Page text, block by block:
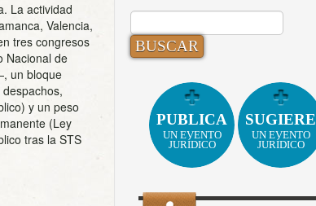
La actividad
Valencia,
tres congresos
Nacional de
un bloque
y un peso
(Ley
tras la STS
BUSCAR:
PUBLICA
UN EVENTO
JURÍDICO
SUGIERE
UN EVENTO
JURÍDICO